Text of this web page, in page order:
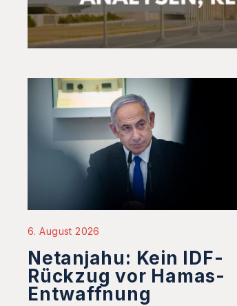
6. August 2026
Netanjahu: Kein IDF-
Rückzug vor Hamas-
Entwaffnung